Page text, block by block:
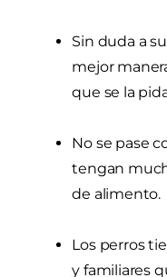
Sin duda a
mejor
que se la
No se pase
tengan
de alimento.
Los perros
y familiares